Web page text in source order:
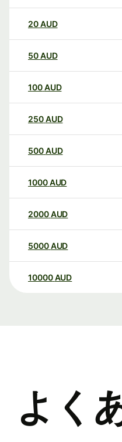
20AUD
50AUD
100AUD
250AUD
500AUD
1000AUD
2000AUD
5000AUD
10000 AUD
よく